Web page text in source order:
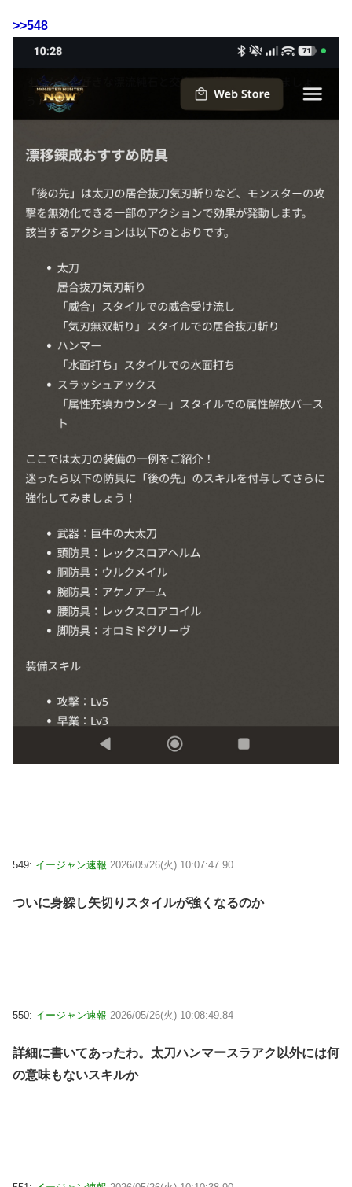
>>548
549: イージャン速報 2026/05/26(火) 10:07:47.90
ついに身躱し矢切りスタイルが強くなるのか
550: イージャン速報 2026/05/26(火) 10:08:49.84
詳細に書いてあったわ。太刀ハンマースラアク以外には何
の意味もないスキルか